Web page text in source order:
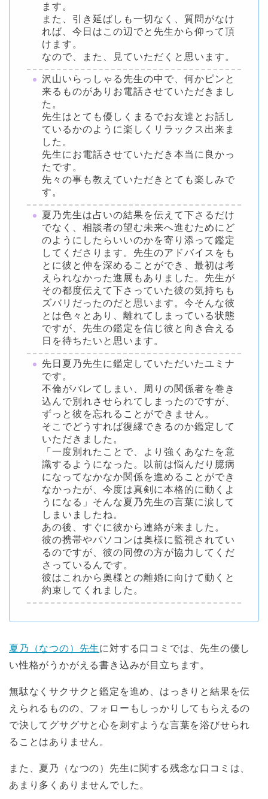
ます。
また、引き延ばしも一切なく、質問がなけ
れば、今日はこの辺でと先生から仰って頂
けます。
なので、また、見ていただくと思います。
沢山いらっしゃる先生の中で、何かピンと
来るものがありお電話させていただきまし
た。
先生はとても優しくまるでお友達とお話し
ているかのように楽しくリラックス出来ま
した。
先生にお電話させていただき本当に良かっ
たです。
先々の事も教えていただきとても楽しみで
す。
夏乃先生は占いの結果を伝えて下さるだけ
でなく、相談者の望む未来へ進むためにど
のようにしたらいいのかを寄り添って鑑定
してくださります。先生のアドバイスをも
とに彼と仲を深めることができ、最初は考
えられなかった進展もありました。先生が
その都度伝えて下さっていた彼の気持ちも
ズバリだったのだと思います。今そんな彼
とは色々とあり、離れてしまっている状態
ですが、先生の鑑定を信じ彼と向き合える
日を待ちたいと思います。
先日夏乃先生に鑑定していただいたユミナ
です。
不倫がバレてしまい、周りの関係者を巻き
込んで別れさせられてしまったのですが、
ずっと彼を忘れることができません。
そこでどうすれば復縁できるのか鑑定して
いただきました。
「一度別れたことで、より強くあなたを意
識するようになった。以前は悩んだり臆病
になってなかなか関係を進めることができ
なかったが、今度は真剣に本格的に動くよ
うになる」そんな夏乃先生の言葉に涙して
しまいましたね。
あの後、すぐに彼から連絡が来ました。
彼の携帯やパソコンは奥様に監視されてい
るのですが、彼の同僚の方が協力してくだ
さっているんです。
彼はこれから奥様との離婚に向けて動くと
約束してくれました。
夏乃（なつの）先生に対する口コミでは、先生の優し
い性格がうかがえる書き込みが目立ちます。
無駄なくサクサクと鑑定を進め、はっきりと結果を伝
えられるものの、フォローもしっかりしてもらえるの
で決してグサグサと心を刺すような言葉を浴びせられ
ることはありません。
また、夏乃（なつの）先生に関する残念な口コミは、
あまり多くありませんでした。